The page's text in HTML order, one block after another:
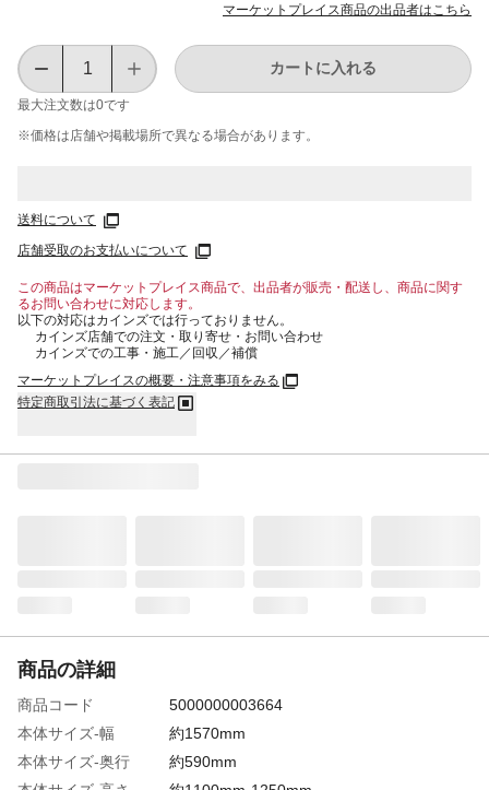
マーケットプレイス商品の出品者はこちら
最大注文数は0です
カートに入れる
※価格は​店舗や​掲載場所で​異なる​場合が​あります。
送料について
店舗受取のお支払いについて
この商品はマーケットプレイス商品で、出品者が販売・配送し、商品に関す
るお問い合わせに対応します。
以下の対応はカインズでは行っておりません。
カインズ店舗での注文・取り寄せ・お問い合わせ
カインズでの工事・施工／回収／補償
マーケットプレイスの概要・注意事項をみる
特定商取引法に基づく表記
商品の詳細
商品コード
5000000003664
本体サイズ-幅
約1570mm
本体サイズ-奥行
約590mm